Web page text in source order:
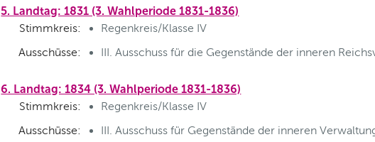
5. Landtag: 1831 (3. Wahlperiode 1831-1836)
Stimmkreis:
Regenkreis/Klasse IV
Ausschüsse:
III. Ausschuss für die Gegenstände der inneren
6. Landtag: 1834 (3. Wahlperiode 1831-1836)
Stimmkreis:
Regenkreis/Klasse IV
Ausschüsse:
III. Ausschuss für Gegenstände der inneren